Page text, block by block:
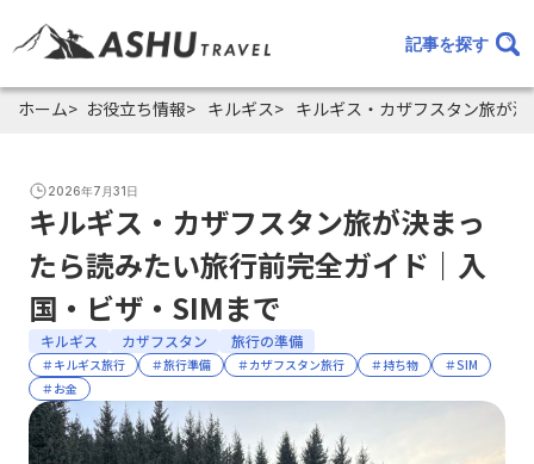
記事を探す
ホーム お役立ち情報 キルギス キルギス・カザフスタン旅が
2026年7月31日
キルギス・カザフスタン旅が決まっ
たら読みたい旅行前完全ガイド｜入
国・ビザ・SIMまで
キルギス カザフスタン 旅行の準備
＃キルギス旅行 ＃旅行準備 ＃カザフスタン旅行 ＃持ち物
＃SIM
＃お金